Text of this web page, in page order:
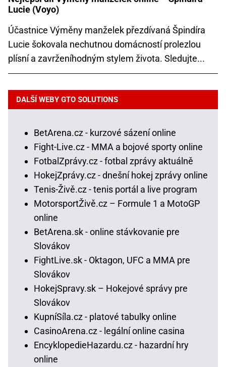
Lucie (Voyo)
Účastnice Výměny manželek přezdívaná Špindíra
Lucie šokovala nechutnou domácností prolezlou
plísní a zavrženíhodným stylem života. Sledujte...
DALŠÍ WEBY GTO SOLUTIONS
BetArena.cz - kurzové sázení online
Fight-Live.cz - MMA a bojové sporty online
FotbalZprávy.cz - fotbal zprávy aktuálně
HokejZprávy.cz - dnešní hokej zprávy online
Tenis-Živě.cz - tenis portál a live program
MotorsportŽivě.cz – Formule 1 a MotoGP
online
BetArena.sk - online stávkovanie pre
Slovákov
FightLive.sk - Oktagon, UFC a MMA pre
Slovákov
HokejSpravy.sk – Hokejové správy pre
Slovákov
KupníSíla.cz - platové tabulky online
CasinoArena.cz - legální online casina
EncyklopedieHazardu.cz - hazardní hry
online